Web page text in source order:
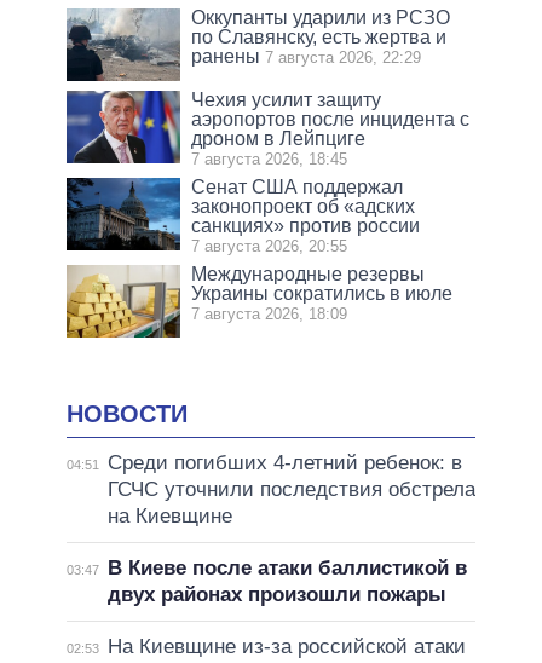
Оккупанты ударили из РСЗО
по Славянску, есть жертва и
ранены 7 августа 2026, 22:29
Чехия усилит защиту
аэропортов после инцидента с
дроном в Лейпциге
7 августа 2026, 18:45
Сенат США поддержал
законопроект об «адских
санкциях» против россии
7 августа 2026, 20:55
Международные резервы
Украины сократились в июле
7 августа 2026, 18:09
НОВОСТИ
04:51
Среди погибших 4-летний ребенок: в
ГСЧС уточнили последствия обстрела
на Киевщине
03:47
В Киеве после атаки баллистикой в
двух районах произошли пожары
02:53
На Киевщине из-за российской атаки